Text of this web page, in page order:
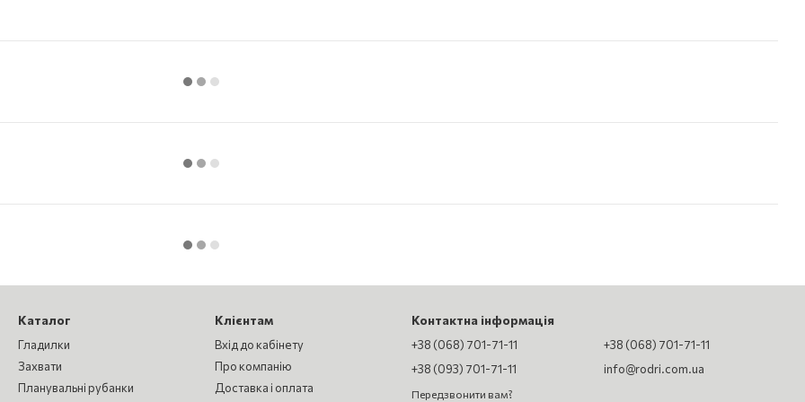
Каталог
Гладилки
Захвати
Планувальні рубанки
Клієнтам
Вхід до кабінету
Про компанію
Доставка і оплата
Контактна інформація
+38 (068) 701-71-11
+38 (093) 701-71-11
Передзвонити вам?
+38 (068) 701-71-11
info@rodri.com.ua